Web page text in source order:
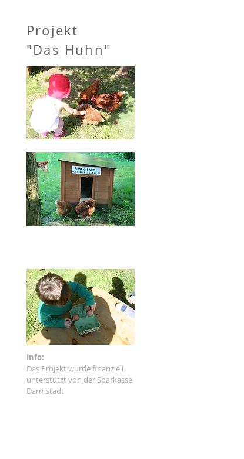
Projekt
"Das Huhn"
Info:
Das Projekt wurde finanziell
unterstützt von der Sparkasse
Darmstadt